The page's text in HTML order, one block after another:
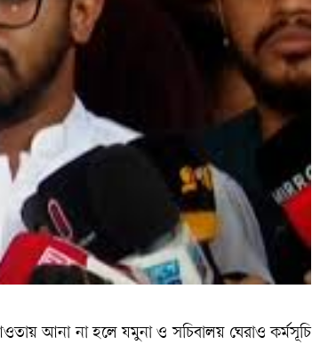
আনা না হলে যমুনা ও সচিবালয় ঘেরাও কর্মসূচি